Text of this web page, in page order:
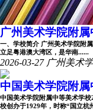
广州美术学院附
一、学校简介 广州美术学院附
立足粤港澳大湾区，是华南......
2026-03-27 广州美术
中国美术学院附
中国美术学院附属中等美术学
校创办于1929年，时称“国立杭